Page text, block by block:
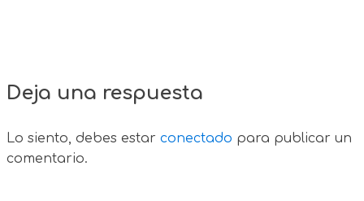
Deja una respuesta
Lo siento, debes estar conectado para publicar un
comentario.